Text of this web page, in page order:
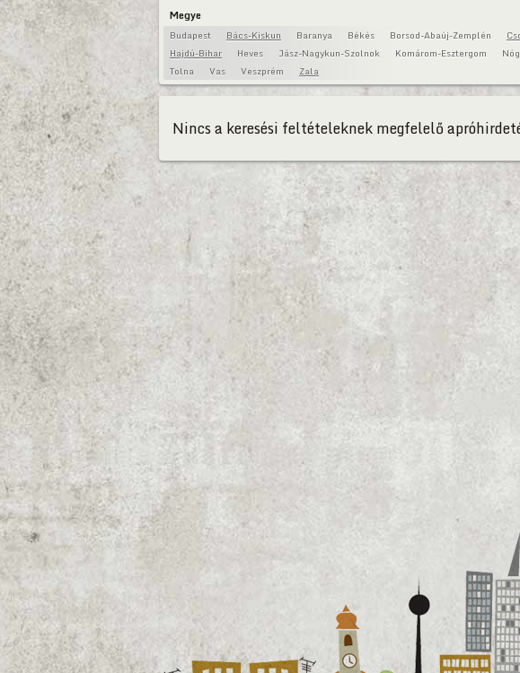
Megye
Budapest Bács-Kiskun Baranya Békés Borsod-Abaúj-Zemplén
Hajdú-Bihar
Heves Jász-Nagykun-Szolnok Komárom-Esztergom
Tolna
Vas Veszprém Zala
Nincs a keresési feltételeknek megfelelő